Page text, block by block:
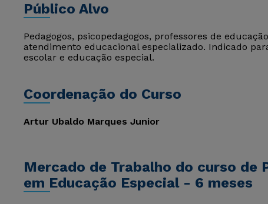
Público Alvo
Pedagogos, psicopedagogos, professores de
atendimento educacional especializado. Indicado
escolar e educação especial.
Coordenação do Curso
Artur Ubaldo Marques Junior
Mercado de Trabalho do curso de
em Educação Especial - 6 meses